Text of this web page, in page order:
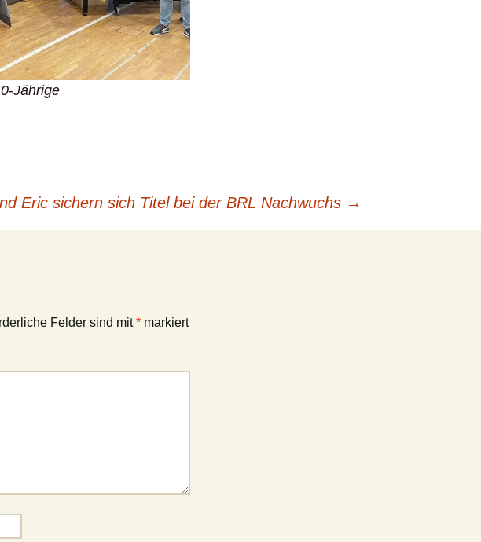
Jährige
Eric sichern sich Titel bei der BRL Nachwuchs →
Felder sind mit* markiert